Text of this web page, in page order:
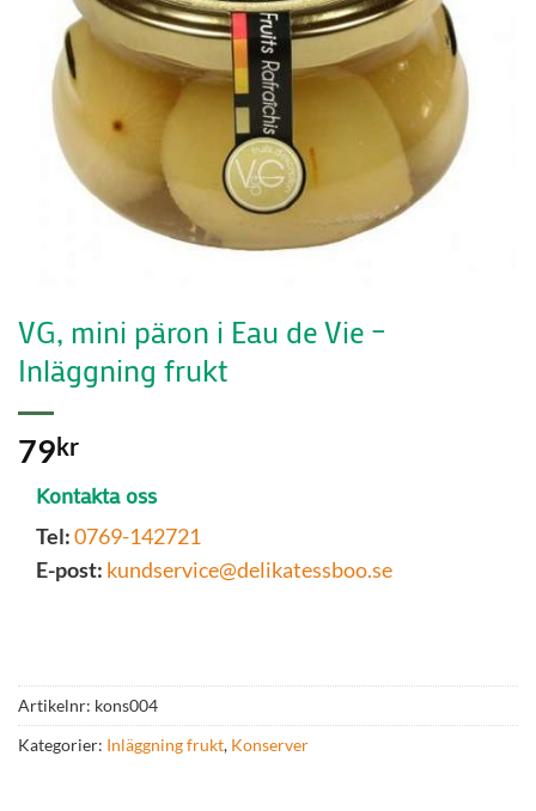
VG, mini päron i Eau de Vie –
Inläggning frukt
79kr
Kontakta oss
Tel:0769-142721
E-post: kundservice@delikatessboo.se
Artikelnr: kons004
Kategorier: Inläggning frukt, Konserver